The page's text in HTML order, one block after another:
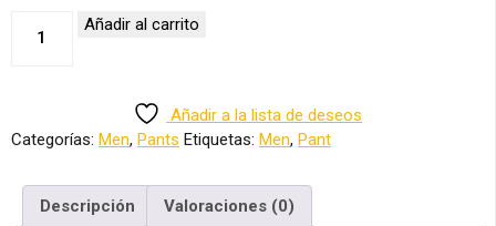
Originals
Añadir al carrito
Añadir a la lista de deseos
Categorías: Men, Pants Etiquetas: Men, Pant
Descripción Valoraciones (0)